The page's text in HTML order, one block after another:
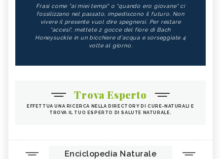
Frasi come "ai miei tempi" o "quando ero giovane" ci
fossilizzano nel passato, impediscono il futuro. Non
vivere il presente vuol dire spegnersi. Per restare
"accesi", mettete 2 gocce del fiore di Bach
Honeysuckle in un bicchiere d'acqua e sorseggiate 4
volte al giorno.
Trova Esperto
EFFETTUA UNA RICERCA NELLA DIRECTORY DI CURE-NATURALI E
TROVA IL TUO ESPERTO DI SALUTE NATURALE.
Enciclopedia Naturale